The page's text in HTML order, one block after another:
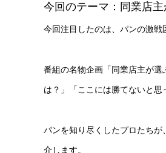
今回のテーマ：同業店
今回注目したのは、パンの激戦
番組の名物企画「同業店主が
は？」「ここには勝てないと思
パンを知り尽くしたプロたち
介します。